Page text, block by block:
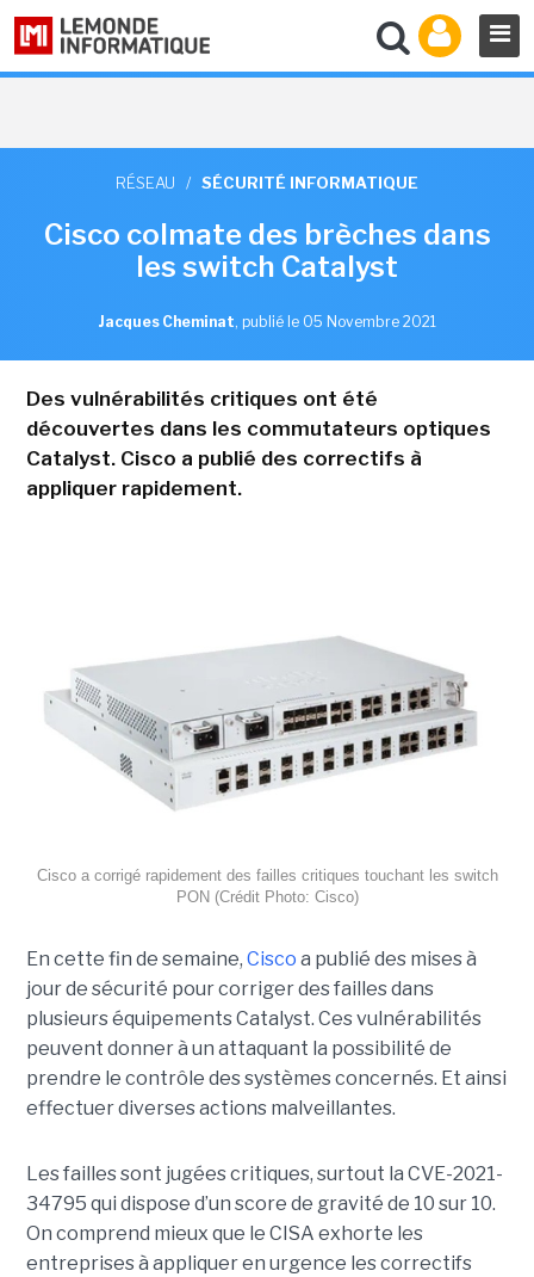
RÉSEAU / SÉCURITÉ INFORMATIQUE
Cisco colmate des brèches dans
les switch Catalyst
Jacques Cheminat, publié le 05 Novembre 2021
Des vulnérabilités critiques ont été
découvertes dans les commutateurs optiques
Catalyst. Cisco a publié des correctifs à
appliquer rapidement.
Cisco a corrigé rapidement des failles critiques touchant les switch
PON (Crédit Photo: Cisco)
En cette fin de semaine, Cisco a publié des mises à
jour de sécurité pour corriger des failles dans
plusieurs équipements Catalyst. Ces vulnérabilités
peuvent donner à un attaquant la possibilité de
prendre le contrôle des systèmes concernés. Et ainsi
effectuer diverses actions malveillantes.
Les failles sont jugées critiques, surtout la CVE-2021-
34795 qui dispose d’un score de gravité de 10 sur 10.
On comprend mieux que le CISA exhorte les
entreprises à appliquer en urgence les correctifs